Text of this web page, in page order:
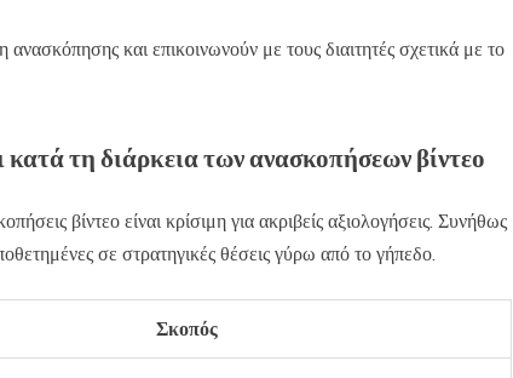
ανασκόπησης και επικοινωνούν με τους διαιτητές σχετικά με το
κατά τη διάρκεια των ανασκοπήσεων βίντεο
βίντεο είναι κρίσιμη για ακριβείς αξιολογήσεις. Συνήθως
σε στρατηγικές θέσεις γύρω από το γήπεδο.
Σκοπός